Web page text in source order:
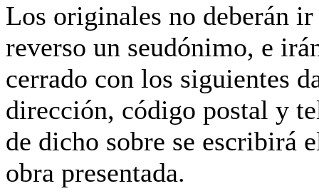
Los originales no deberán
reverso un seudónimo, e
cerrado con los siguientes
dirección, código postal y
de dicho sobre se escribirá
obra presentada.